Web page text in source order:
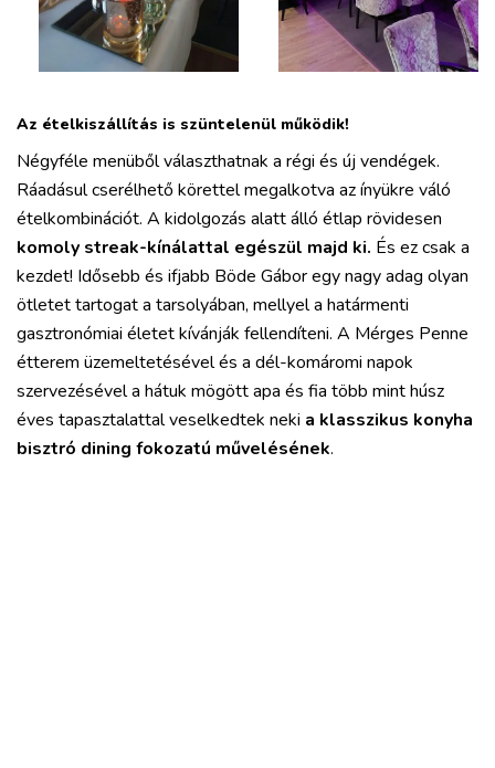
Az ételkiszállítás is szüntelenül működik!
Négyféle menüből választhatnak a régi és új vendégek.
Ráadásul cserélhető körettel megalkotva az ínyükre váló
ételkombinációt. A kidolgozás alatt álló étlap rövidesen
komoly streak-kínálattal egészül majd ki. És ez csak a
kezdet! Idősebb és ifjabb Böde Gábor egy nagy adag olyan
ötletet tartogat a tarsolyában, mellyel a határmenti
gasztronómiai életet kívánják fellendíteni. A Mérges Penne
étterem üzemeltetésével és a dél-komáromi napok
szervezésével a hátuk mögött apa és fia több mint húsz
éves tapasztalattal veselkedtek neki a klasszikus konyha
bisztró dining fokozatú művelésének.